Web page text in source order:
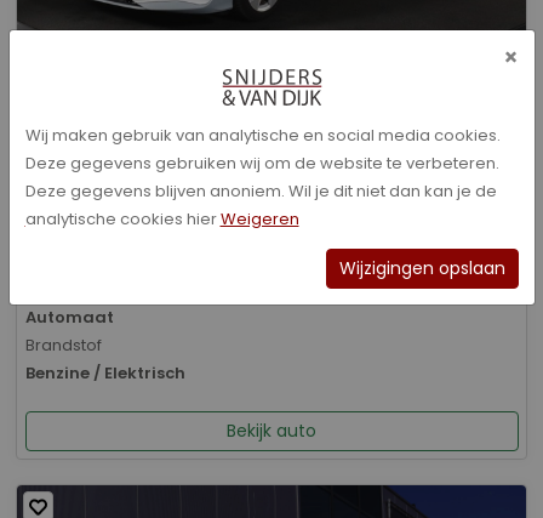
Audi A3 - Sportback 40 TFSI e Advanced edition
Bouwjaar
01-2026
Kilometerstand
Automaat
Brandstof
Benzine / Elektrisch
Bekijk auto
×
Wij maken gebruik van analytische en social media cookies.
Deze gegevens gebruiken wij om de website te verbeteren.
Deze gegevens blijven anoniem. Wil je dit niet dan kan je de
analytische cookies hierWeigeren
Wijzigingen opslaan